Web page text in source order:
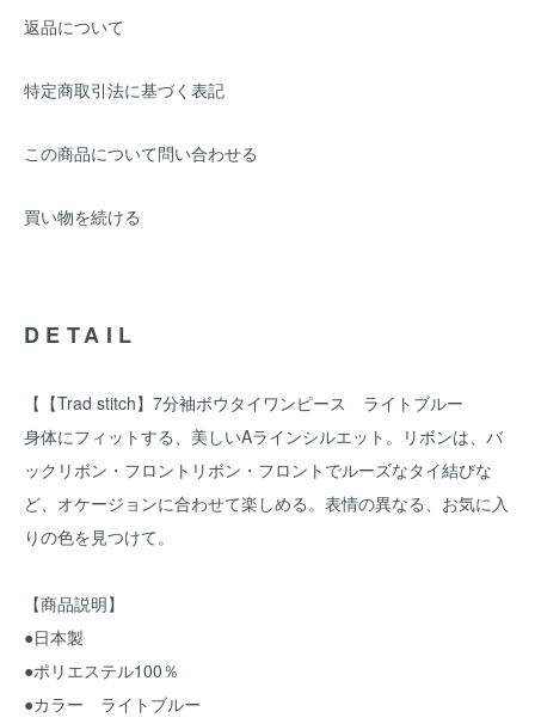
返品について
特定商取引法に基づく表記
この商品について問い合わせる
買い物を続ける
DETAIL
【【Trad stitch】7分袖ボウタイワンピース ライトブルー
身体にフィットする、美しいAラインシルエット。リボンは、バ
ックリボン・フロントリボン・フロントでルーズなタイ結びな
ど、オケージョンに合わせて楽しめる。表情の異なる、お気に入
りの色を見つけて。
【商品説明】
●日本製
●ポリエステル100％
●カラー ライトブルー